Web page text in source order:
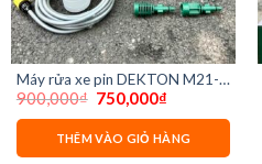
Máy rửa xe pin DEKTON M21-
SRX 775 ( chưa pin sạc)
900,000₫ Giá
gốc
là:
900,000₫.
750,000₫
tại
là:
750,000₫.
THÊM VÀO GIỎ HÀNG